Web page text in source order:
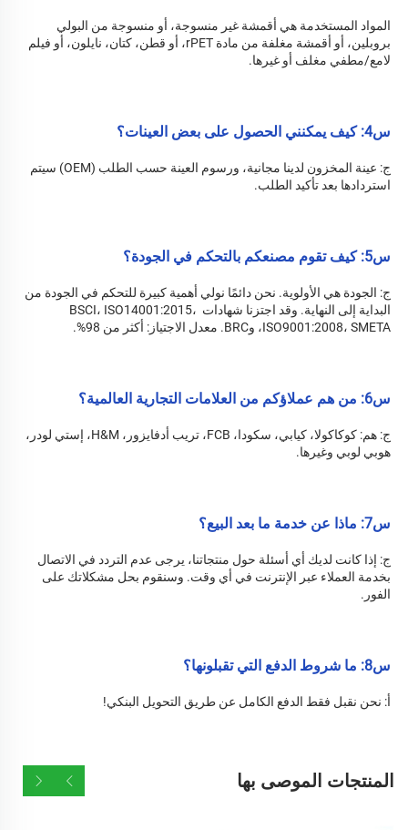
لامع/مطفي مغلف أو غيرها.
س4: كيف يمكنني الحصول على بعض العينات؟
استردادها بعد تأكيد الطلب.
س5: كيف تقوم مصنعكم بالتحكم في الجودة؟
البداية إلى النهاية. وقد اجتزنا شهادات BSCI، ISO14001:2015،
ISO9001:2008، SMETA، وBRC. معدل الاجتياز: أكثر من 98%.
س6: من هم عملاؤكم من العلامات التجارية العالمية؟
هوبي لوبي وغيرها.
س7: ماذا عن خدمة ما بعد البيع؟
ج:
الفور.
س8: ما شروط الدفع التي تقبلونها؟
أ: نحن نقبل فقط الدفع الكامل عن طريق التحويل البنكي!
المنتجات الموصى بها